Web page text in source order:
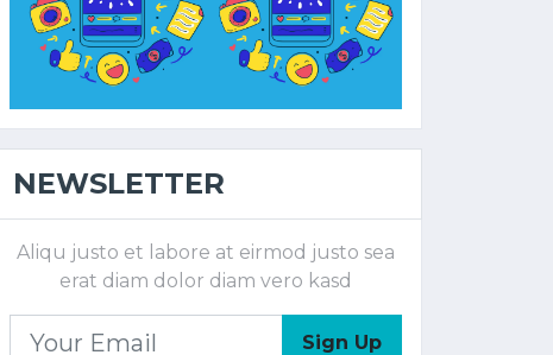
NEWSLETTER
Aliqu justo et labore at eirmod justo sea
erat diam dolor diam vero kasd
Sign Up